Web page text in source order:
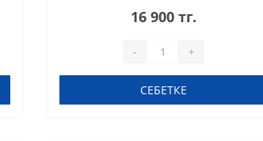
сәулеленуден қорғауды ..
16 900 тг.
- +
СЕБЕТКЕ